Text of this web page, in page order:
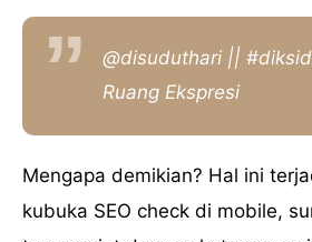
@disuduthari ||
Ruang Ekspresi
Mengapa demikian? Hal ini
kubuka SEO check di mobile,